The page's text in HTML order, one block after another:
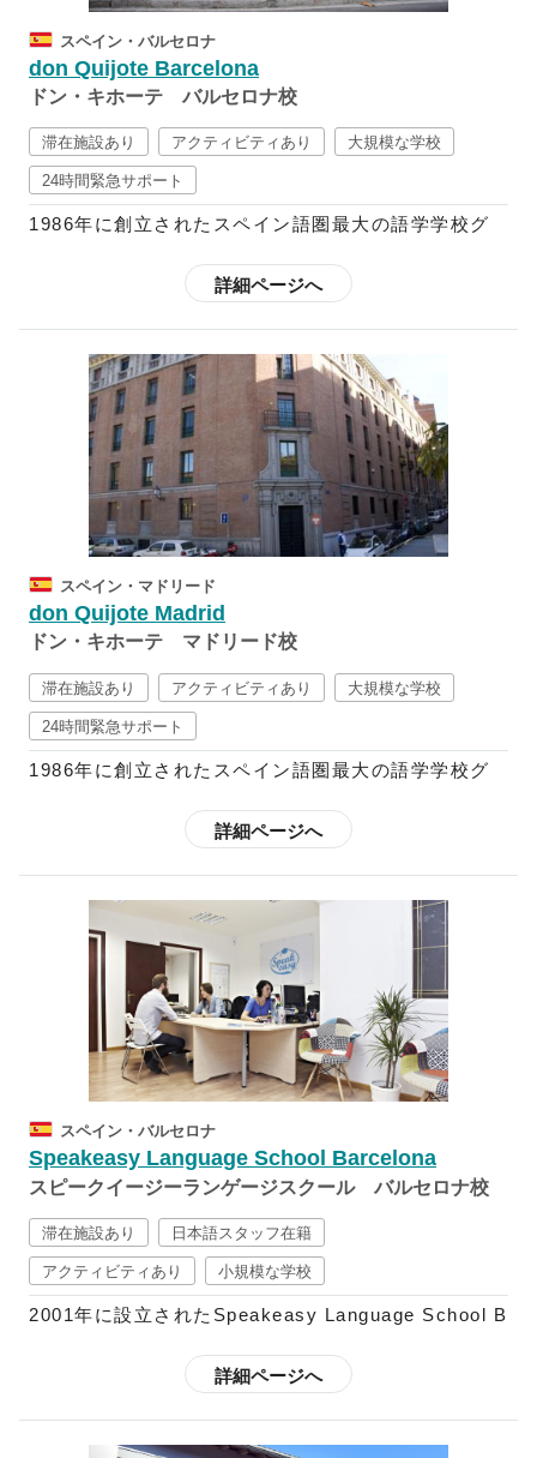
ぶことではない」と考えるドンキホーテでは、各校舎
ごとにその土地ならではの豊富なアクティビティを用
意しています。週末には近隣都市への遠足にも参加す
ることが可能なので、スペイン語の勉強だけではなく
文化を十分に体感することもできます。さらに、都市
によって魅力がそれぞれ異なるスペインを満喫された
い方は、「転校制度」を利用することも可能です。
スペイン・バルセロナ
don Quijote Barcelona
ドン・キホーテ バルセロナ校
滞在施設あり アクティビティあり 大規模な学校
24時間緊急サポート
1986年に創立されたスペイン語圏最大の語学学校グ
国に20校の校舎を展開しており、毎年世界85ヶ国か
スペイン語を「学問」として捉えているドンキホーテ
では、「読む」「書く」「話す」「聞く」の基本4技
能をバランス良く学ぶのと同時に、スペイン語の知識
を深められるようカリキュラムが組まれており、クラ
スも3人～8人の少人数制となっているので、落ち着い
た雰囲気の中で学ぶことができます。
ぶことではない」と考えるドンキホーテでは、各校舎
ごとにその土地ならではの豊富なアクティビティを用
意しています。週末には近隣都市への遠足にも参加す
ることが可能なので、スペイン語の勉強だけではなく
文化を十分に体感することもできます。さらに、都市
によって魅力がそれぞれ異なるスペインを満喫された
い方は、「転校制度」を利用することも可能です。
詳細ページへ
スペイン・マドリード
don Quijote Madrid
ドン・キホーテ マドリード校
滞在施設あり アクティビティあり 大規模な学校
24時間緊急サポート
1986年に創立されたスペイン語圏最大の語学学校グ
国に20校の校舎を展開しており、毎年世界85ヶ国か
スペイン語を「学問」として捉えているドンキホーテ
では、「読む」「書く」「話す」「聞く」の基本4技
能をバランス良く学ぶのと同時に、スペイン語の知識
を深められるようカリキュラムが組まれており、クラ
スも3人～8人の少人数制となっているので、落ち着い
た雰囲気の中で学ぶことができます。
ぶことではない」と考えるドンキホーテでは、各校舎
ごとにその土地ならではの豊富なアクティビティを用
意しています。週末には近隣都市への遠足にも参加す
ることが可能なので、スペイン語の勉強だけではなく
文化を十分に体感することもできます。さらに、都市
によって魅力がそれぞれ異なるスペインを満喫された
い方は、「転校制度」を利用することも可能です。
詳細ページへ
スペイン・バルセロナ
Speakeasy Language School Barcelona
スピークイージーランゲージスクール バルセロナ校
滞在施設あり 日本語スタッフ在籍
アクティビティあり 小規模な学校
2001年に設立されたSpeakeasy Language School B
近に位置し、学校の隣にはバルセロナ大学があるの
詳細ページへ